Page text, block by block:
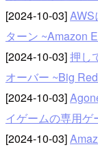
[2024-10-03]
ターン ~Amazon
[2024-10-03]押し
オーバー ~Big
[2024-10-03]
イゲームの専用ゲ
[2024-10-03]